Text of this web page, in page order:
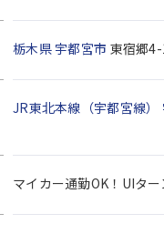
栃木県 宇都宮市 東宿郷
JR東北本線（宇都宮線）
マイカー通勤OK！UIター